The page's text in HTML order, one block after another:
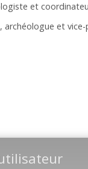
et
archéologue et vice-